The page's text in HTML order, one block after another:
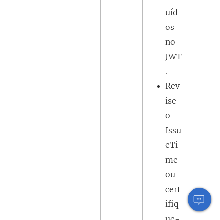
uíd
os
no
JWT
.
Rev
ise
o
Issu
eTi
me
ou
cert
ifiq